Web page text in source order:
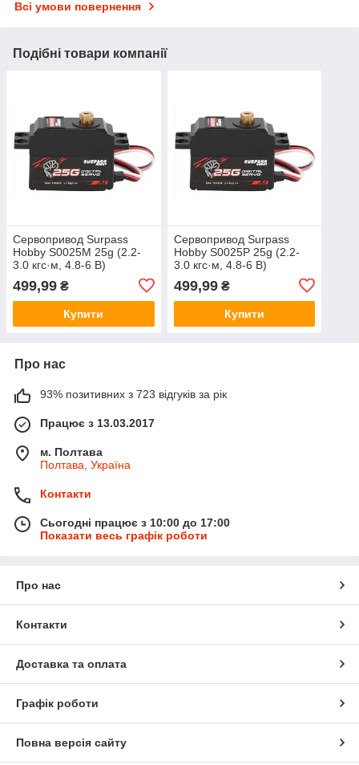
Всі умови повернення
Подібні товари компанії
Сервопривод Surpass
Hobby S0025M 25g (2.2-
3.0 кгс·м, 4.8-6 В)
499,99 ₴
Купити
Сервопривод Surpass
Hobby S0025P 25g (2.2-
3.0 кгс·м, 4.8-6 В)
499,99₴
Купити
Про нас
93% позитивних з 723 відгуків за рік
Працює з 13.03.2017
м. Полтава
Полтава, Україна
Контакти
Сьогодні працює з 10:00 до 17:00
Показати весь графік роботи
Про нас
Контакти
Доставка та оплата
Графік роботи
Повна версія сайту